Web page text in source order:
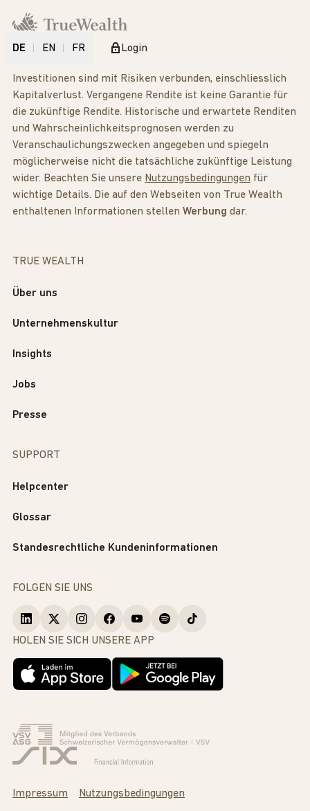
DE EN FR Login
Investitionen sind mit Risiken verbunden, einschliesslich
Kapitalverlust. Vergangene Rendite ist keine Garantie für
die zukünftige Rendite. Historische und erwartete Renditen
und Wahrscheinlichkeitsprognosen werden zu
Veranschaulichungszwecken angegeben und spiegeln
möglicherweise nicht die tatsächliche zukünftige Leistung
wider. Beachten Sie unsere Nutzungsbedingungen für
wichtige Details. Die auf den Webseiten von True Wealth
enthaltenen Informationen stellen Werbung dar.
TRUE WEALTH
Über uns
Unternehmenskultur
Insights
Jobs
Presse
SUPPORT
Helpcenter
Glossar
Standesrechtliche Kundeninformationen
FOLGEN SIE UNS
HOLEN SIE SICH UNSERE APP
Impressum Nutzungsbedingungen